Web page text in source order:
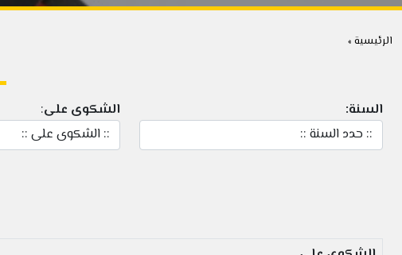
الرئيسية »
السنة: الشكوى على: